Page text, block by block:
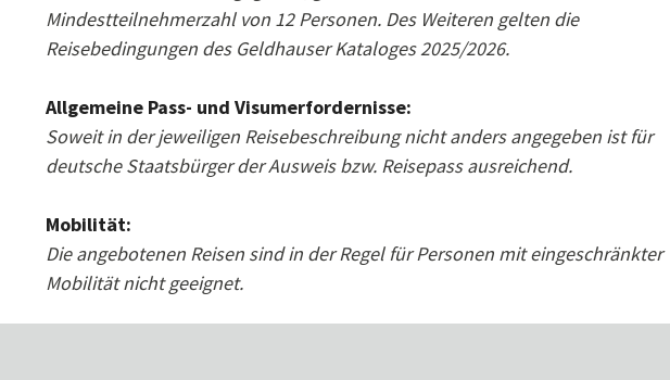
Mindestteilnehmerzahl von 12 Personen. Des Weiteren gelten die
Reisebedingungen des Geldhauser Kataloges 2025/2026.
Allgemeine Pass- und Visumerfordernisse:
Soweit in der jeweiligen Reisebeschreibung nicht anders angegeben ist für
deutsche Staatsbürger der Ausweis bzw. Reisepass ausreichend.
Mobilität:
Die angebotenen Reisen sind in der Regel für Personen mit eingeschränkter
Mobilität nicht geeignet.